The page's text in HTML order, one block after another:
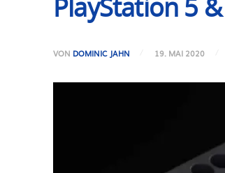
PlayStation 5
VON DOMINIC JAHN 19. MAI 2020